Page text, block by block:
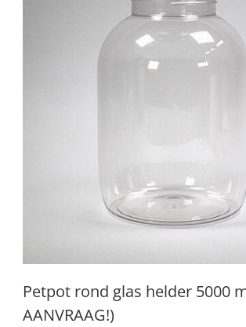
Petpot rond glas helder 5000
AANVRAAG!)